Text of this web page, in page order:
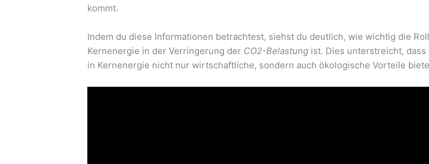
kommt.
Indem du diese Informationen betrachtest, siehst du deutlich, wie wichtig die
Kernenergie in der Verringerung der CO2-Belastung ist. Dies unterstreicht,
in Kernenergie nicht nur wirtschaftliche, sondern auch ökologische Vorteile